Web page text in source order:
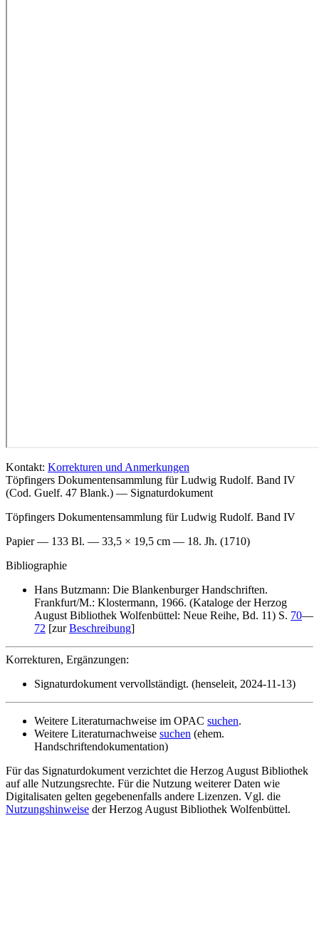
Kontakt: Korrekturen und Anmerkungen
Töpfingers Dokumentensammlung für Ludwig Rudolf. Band IV
(Cod. Guelf. 47 Blank.) — Signaturdokument
Töpfingers Dokumentensammlung für Ludwig Rudolf. Band IV
Papier — 133 Bl. — 33,5 × 19,5 cm — 18. Jh. (1710)
Bibliographie
Hans Butzmann: Die Blankenburger Handschriften.
Frankfurt/M.: Klostermann, 1966. (Kataloge der Herzog
August Bibliothek Wolfenbüttel: Neue Reihe, Bd. 11) S. 70—
72 [zurBeschreibung]
Korrekturen, Ergänzungen:
Signaturdokument vervollständigt. (henseleit, 2024-11-13)
Weitere Literaturnachweise im OPAC suchen.
Weitere Literaturnachweise suchen (ehem.
Handschriftendokumentation)
Für das Signaturdokument verzichtet die Herzog August Bibliothek
auf alle Nutzungsrechte. Für die Nutzung weiterer Daten wie
Digitalisaten gelten gegebenenfalls andere Lizenzen. Vgl. die
Nutzungshinweise der Herzog August Bibliothek Wolfenbüttel.